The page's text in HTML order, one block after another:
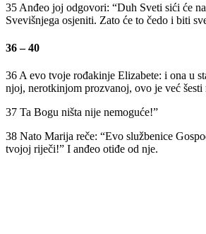
35 Anđeo joj odgovori: “Duh Sveti sići će
Svevišnjega osjeniti. Zato će to čedo i biti
36 – 40
36 A evo tvoje rođakinje Elizabete: i ona u
njoj, nerotkinjom prozvanoj, ovo je već šesti
37 Ta Bogu ništa nije nemoguće!”
38 Nato Marija reče: “Evo službenice
tvojoj riječi!” I anđeo otiđe od nje.